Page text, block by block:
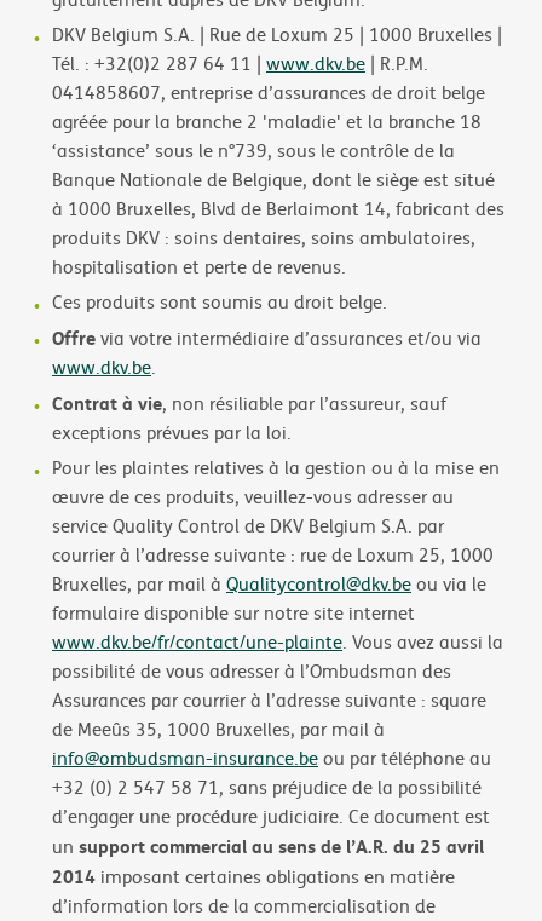
DKV Belgium S.A. | Rue de Loxum 25 | 1000 Bruxelles |
Tél. : +32(0)2 287 64 11 | www.dkv.be | R.P.M.
0414858607, entreprise d’assurances de droit belge
agréée pour la branche 2 'maladie' et la branche 18
‘assistance’ sous le n°739, sous le contrôle de la
Banque Nationale de Belgique, dont le siège est situé
à 1000 Bruxelles, Blvd de Berlaimont 14, fabricant des
produits DKV : soins dentaires, soins ambulatoires,
hospitalisation et perte de revenus.
Ces produits sont soumis au droit belge.
Offrevia votre intermédiaire d’assurances et/ou via
www.dkv.be.
Contrat à vie, non résiliable par l’assureur, sauf
exceptions prévues par la loi.
Pour les plaintes relatives à la gestion ou à la mise en
œuvre de ces produits, veuillez-vous adresser au
service Quality Control de DKV Belgium S.A. par
courrier à l’adresse suivante : rue de Loxum 25, 1000
Bruxelles, par mail à Qualitycontrol@dkv.beou via le
formulaire disponible sur notre site internet
www.dkv.be/fr/contact/une-plainte. Vous avez aussi la
possibilité de vous adresser à l’Ombudsman des
Assurances par courrier à l’adresse suivante : square
de Meeûs 35, 1000 Bruxelles, par mail à
info@ombudsman-insurance.beou par téléphone au
+32 (0) 2 547 58 71, sans préjudice de la possibilité
d’engager une procédure judiciaire. Ce document est
un support commercial au sens de l’A.R. du 25 avril
2014 imposant certaines obligations en matière
d’information lors de la commercialisation de